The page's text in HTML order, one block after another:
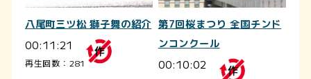
八尾町三ツ松 獅子舞の紹介
00:11:21
再生回数：281
第7回桜まつり 全国チンド
ンコンクール
00:10:02